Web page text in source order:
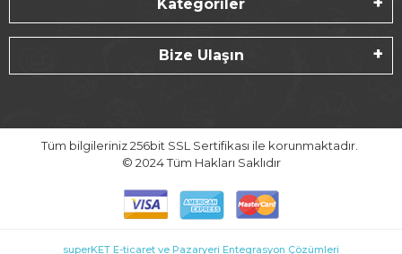
Kategoriler
Bize Ulaşın
Tüm bilgileriniz 256bit SSL Sertifikası ile korunmaktadır.
© 2024Tüm Hakları Saklıdır
superKET E-ticaret ve Pazaryeri Entegrasyon Çözümleri